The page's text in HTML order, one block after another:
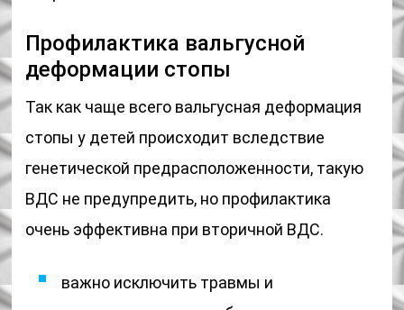
Профилактика вальгусной
деформации стопы
Так как чаще всего вальгусная деформация
стопы у детей происходит вследствие
генетической предрасположенности, такую
ВДС не предупредить, но профилактика
очень эффективна при вторичной ВДС.
важно исключить травмы и